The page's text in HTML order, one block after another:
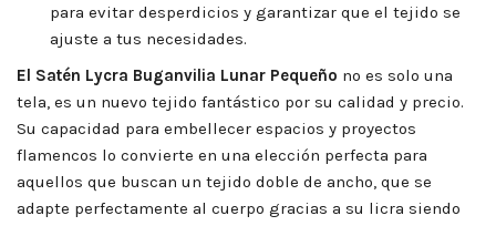
para evitar desperdicios y garantizar que el tejido se
ajuste a tus necesidades.
El Satén Lycra Buganvilia Lunar Pequeño no es solo una
tela, es un nuevo tejido fantástico por su calidad y precio.
Su capacidad para embellecer espacios y proyectos
flamencos lo convierte en una elección perfecta para
aquellos que buscan un tejido doble de ancho, que se
adapte perfectamente al cuerpo gracias a su licra siendo